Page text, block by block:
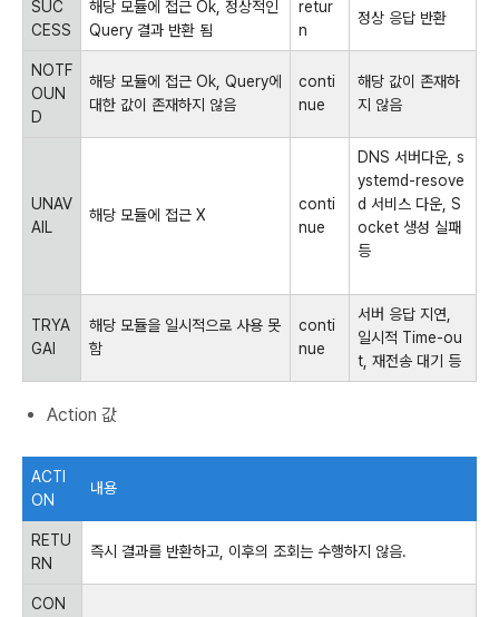
SUC
CESS
해당 모듈에 접근 Ok, 정상적인
Query 결과 반환 됨
retur
n
정상 응답 반환
NOTF
OUN
D
해당 모듈에 접근 Ok, Query에
대한 값이 존재하지 않음
conti
nue
해당 값이 존재하
지 않음
UNAV
AIL
해당 모듈에 접근 X
conti
nue
DNS 서버다운, s
ystemd-resove
d 서비스 다운, S
ocket 생성 실패
등
TRYA
GAI
해당 모듈을 일시적으로 사용 못
함
conti
nue
서버 응답 지연,
일시적 Time-ou
t, 재전송 대기 등
Action 값
ACTI
ON
내용
RETU
RN
즉시 결과를 반환하고, 이후의 조회는 수행하지 않음.
CON